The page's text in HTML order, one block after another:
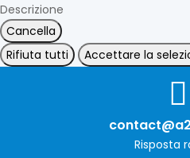
Descrizione
Cancella
Rifiuta tutti
Accettare la
Risposta